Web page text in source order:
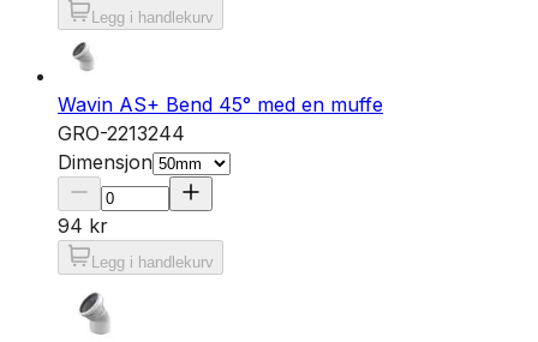
Legg i handlekurv
Wavin AS+ Bend 45° med en muffe
GRO-2213244
Dimensjon
94 kr
Legg i handlekurv